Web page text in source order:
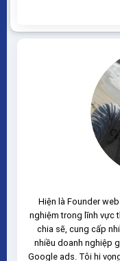
Hiện là Founder
nghiệm trong lĩnh vực
chia sẽ, cung cấp
nhiều doanh nghiệp
Google ads. Tôi hi